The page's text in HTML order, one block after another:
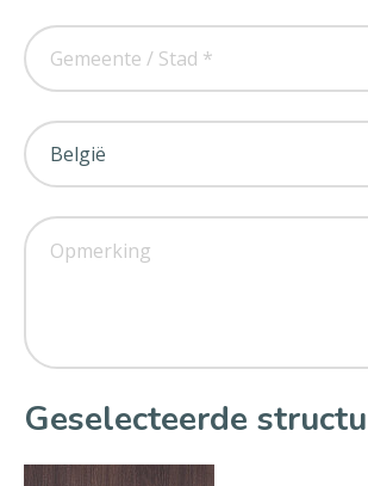
Geselecteerde